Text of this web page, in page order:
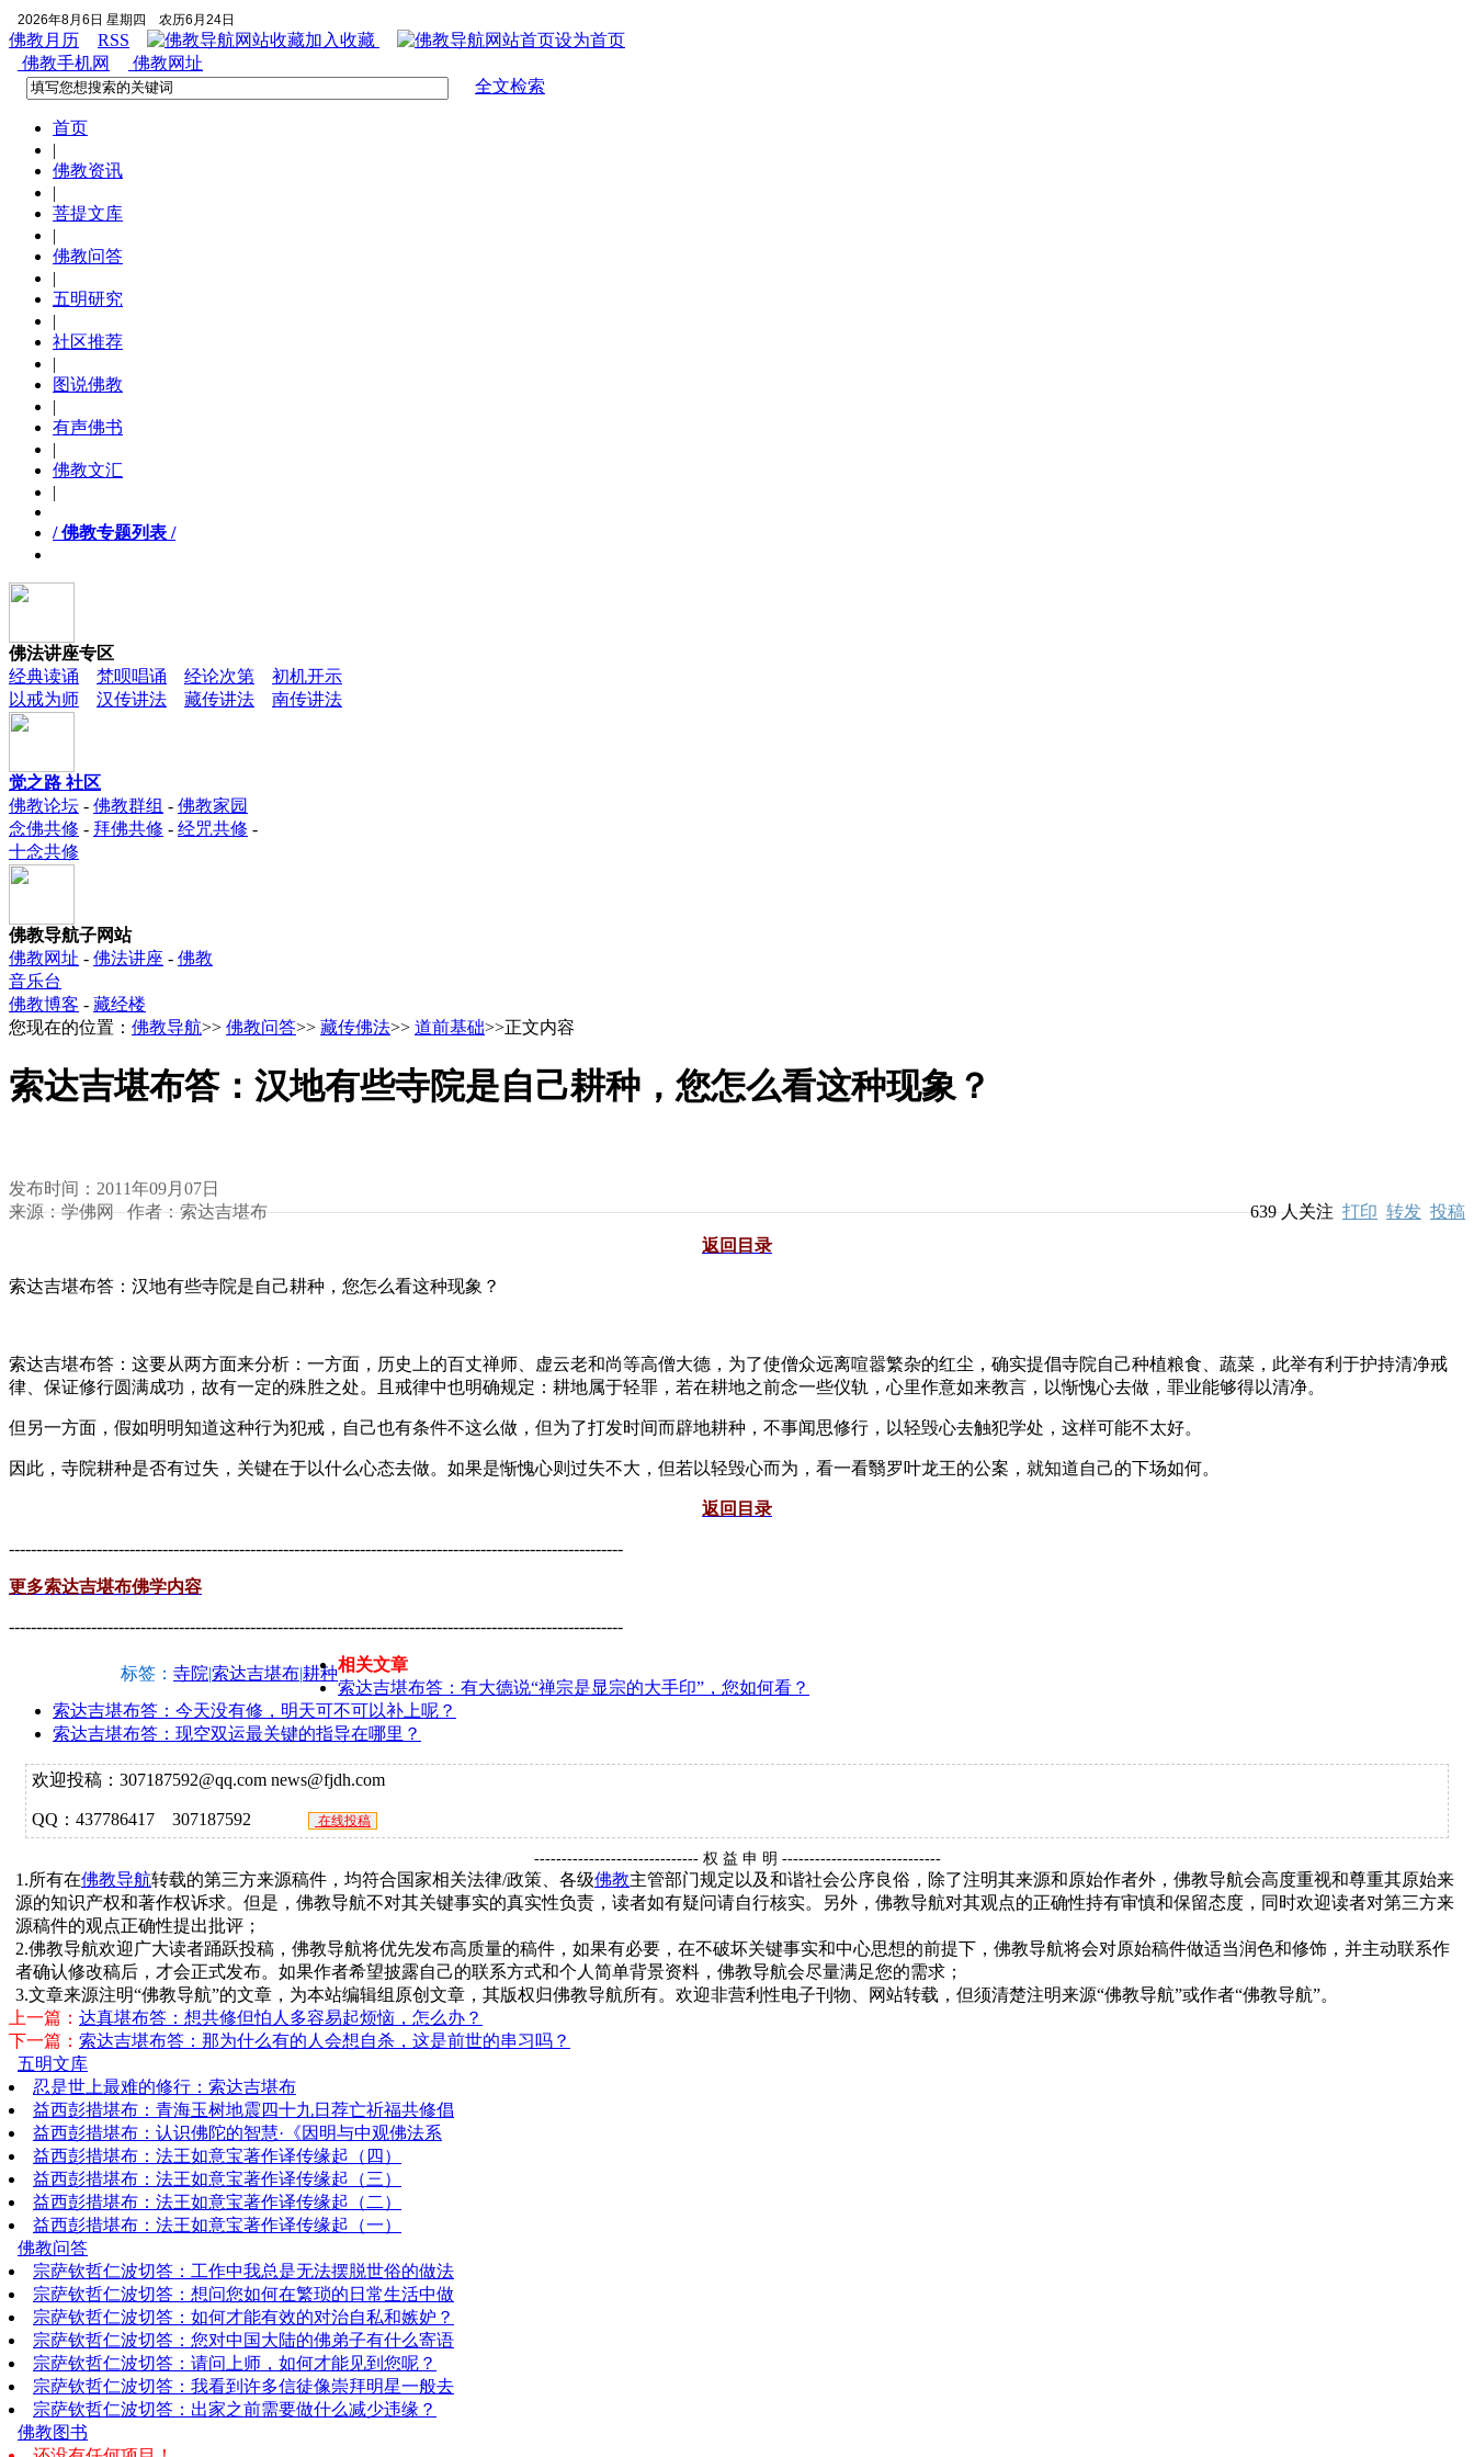
2026年8月6日 星期四 农历6月24日
佛教月历 RSS 加入收藏
设为首页
佛教手机网
佛教网址
全文检索
首页
|
佛教资讯
|
菩提文库
|
佛教问答
|
五明研究
|
社区推荐
|
图说佛教
|
有声佛书
|
佛教文汇
|
/ 佛教专题列表 /
佛法讲座专区
经典读诵
梵呗唱诵 经论次第
初机开示
以戒为师
汉传讲法 藏传讲法 南传讲法
觉之路 社区
佛教论坛 - 佛教群组 - 佛教家园
念佛共修 - 拜佛共修 - 经咒共修 -
十念共修
佛教导航子网站
佛教网址 - 佛法讲座 - 佛教
音乐台
佛教博客 - 藏经楼
您现在的位置： 佛教导航>> 佛教问答>> 藏传佛法>> 道前基础>>正文内容
索达吉堪布答：汉地有些寺院是自己耕种，您怎么看这种现象？
发布时间：2011年09月07日
来源：学佛网 作者：索达吉堪布
639人关注 打印 转发 投稿
返回目录
索达吉堪布答：汉地有些寺院是自己耕种，您怎么看这种现象？
索达吉堪布答：这要从两方面来分析：一方面，历史上的百丈禅师、虚云老和尚等高僧大德，为了使僧众远离喧嚣繁杂的红尘，确实提倡寺院自己种植粮食、蔬菜，此举有利于护持清净戒
律、保证修行圆满成功，故有一定的殊胜之处。且戒律中也明确规定：耕地属于轻罪，若在耕地之前念一些仪轨，心里作意如来教言，以惭愧心去做，罪业能够得以清净。
但另一方面，假如明明知道这种行为犯戒，自己也有条件不这么做，但为了打发时间而辟地耕种，不事闻思修行，以轻毁心去触犯学处，这样可能不太好。
因此，寺院耕种是否有过失，关键在于以什么心态去做。如果是惭愧心则过失不大，但若以轻毁心而为，看一看翳罗叶龙王的公案，就知道自己的下场如何。
返回目录
----------------------------------------------------------------------------------------------------------------
更多索达吉堪布佛学内容
----------------------------------------------------------------------------------------------------------------
标签： 寺院|索达吉堪布|耕种相关文章
索达吉堪布答：有大德说“禅宗是显宗的大手印”，您如何看？
索达吉堪布答：今天没有修，明天可不可以补上呢？
索达吉堪布答：现空双运最关键的指导在哪里？
欢迎投稿：307187592@qq.com news@fjdh.com
QQ：437786417 307187592 在线投稿
------------------------------ 权 益 申 明 -----------------------------
1.所有在佛教导航转载的第三方来源稿件，均符合国家相关法律/政策、各级佛教主管部门规定以及和谐社会公序良俗，除了注明其来源和原始作者外，佛教导航会高度重视和尊重其原始来
源的知识产权和著作权诉求。但是，佛教导航不对其关键事实的真实性负责，读者如有疑问请自行核实。另外，佛教导航对其观点的正确性持有审慎和保留态度，同时欢迎读者对第三方来
源稿件的观点正确性提出批评；
2.佛教导航欢迎广大读者踊跃投稿，佛教导航将优先发布高质量的稿件，如果有必要，在不破坏关键事实和中心思想的前提下，佛教导航将会对原始稿件做适当润色和修饰，并主动联系作
者确认修改稿后，才会正式发布。如果作者希望披露自己的联系方式和个人简单背景资料，佛教导航会尽量满足您的需求；
3.文章来源注明“佛教导航”的文章，为本站编辑组原创文章，其版权归佛教导航所有。欢迎非营利性电子刊物、网站转载，但须清楚注明来源“佛教导航”或作者“佛教导航”。
上一篇： 达真堪布答：想共修但怕人多容易起烦恼，怎么办？
下一篇： 索达吉堪布答：那为什么有的人会想自杀，这是前世的串习吗？
五明文库
忍是世上最难的修行：索达吉堪布
益西彭措堪布：青海玉树地震四十九日荐亡祈福共修倡
益西彭措堪布：认识佛陀的智慧·《因明与中观佛法系
益西彭措堪布：法王如意宝著作译传缘起（四）
益西彭措堪布：法王如意宝著作译传缘起（三）
益西彭措堪布：法王如意宝著作译传缘起（二）
益西彭措堪布：法王如意宝著作译传缘起（一）
佛教问答
宗萨钦哲仁波切答：工作中我总是无法摆脱世俗的做法
宗萨钦哲仁波切答：想问您如何在繁琐的日常生活中做
宗萨钦哲仁波切答：如何才能有效的对治自私和嫉妒？
宗萨钦哲仁波切答：您对中国大陆的佛弟子有什么寄语
宗萨钦哲仁波切答：请问上师，如何才能见到您呢？
宗萨钦哲仁波切答：我看到许多信徒像崇拜明星一般去
宗萨钦哲仁波切答：出家之前需要做什么减少违缘？
佛教图书